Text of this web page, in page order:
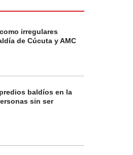
irregulares
de Cúcuta y AMC
baldíos en la
sin ser